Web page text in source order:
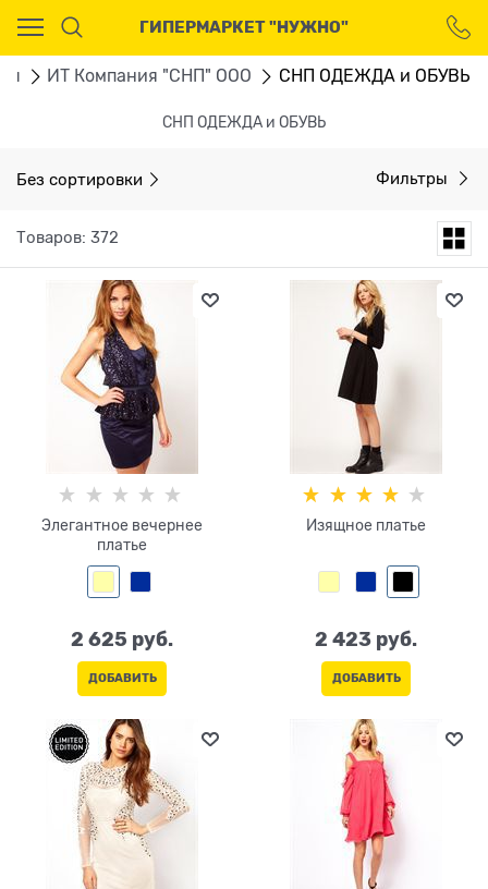
ГИПЕРМАРКЕТ "НУЖНО"
ИТ Компания "СНП" ООО СНП ОДЕЖДА и ОБУВЬ
СНП ОДЕЖДА и ОБУВЬ
Без сортировки Фильтры
Товаров: 372
Элегантное вечернее
платье
2 625 руб.
ДОБАВИТЬ
Изящное платье
2 423 руб.
ДОБАВИТЬ
Ваш город - Москва,
угадали?
ДА НЕТ